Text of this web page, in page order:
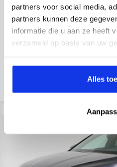
partners voor social media,
partners kunnen deze
informatie die u aan ze heeft
verzameld op basis van uw
Alles
34.998 km 437 km
electronic climate controle
Kopen
36.895,-